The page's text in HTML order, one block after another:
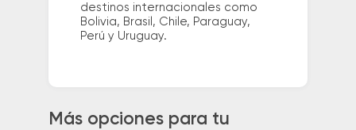
destinos internacionales como
Bolivia, Brasil, Chile, Paraguay,
Perú y Uruguay.
Más opciones para tu